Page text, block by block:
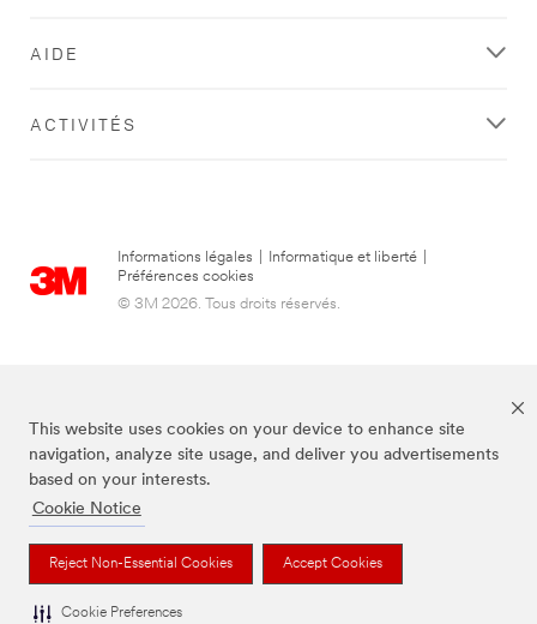
This website uses cookies on your device to enhance site
navigation, analyze site usage, and deliver you advertisements
based on your interests.
Cookie Notice
Reject Non-Essential Cookies Accept Cookies
Cookie Preferences
AIDE
ACTIVITÉS
Informations légales Informatique et liberté
Préférences cookies
© 3M 2026. Tous droits réservés.
de 3M.